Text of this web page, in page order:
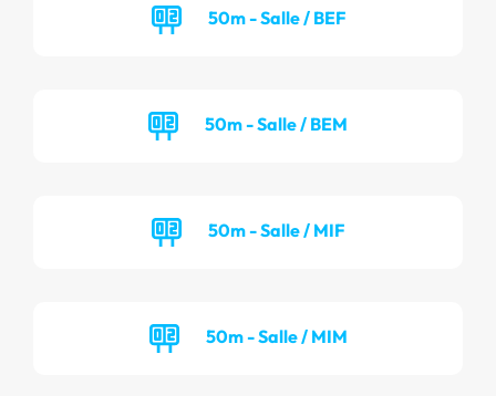
50m - Salle / BEF
50m - Salle / BEM
50m - Salle / MIF
50m - Salle / MIM